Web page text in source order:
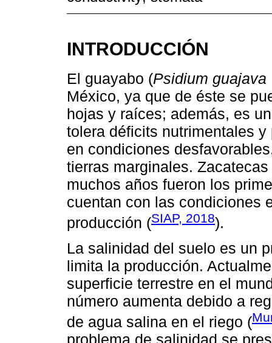
INTRODUCCIÓN
El guayabo (Psidium guajava
México, ya que de éste se
hojas y raíces; además, es
tolera déficits nutrimentales
en condiciones
tierras marginales.
muchos años fueron los
cuentan con las condiciones
producción (SIAP, 2018).
La salinidad del suelo es un
limita la producción.
superficie terrestre en el
número aumenta debido a
de agua salina en el riego (
problema de salinidad se